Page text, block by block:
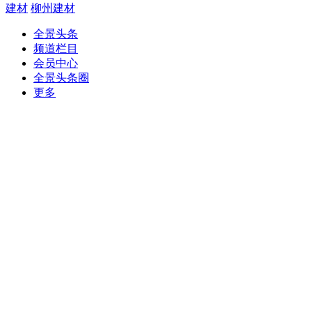
建材 柳州建材
全景头条
频道栏目
会员中心
全景头条圈
更多